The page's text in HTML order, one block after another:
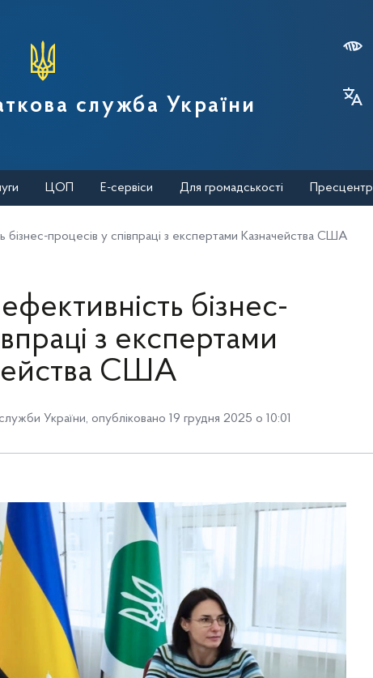
служби України
служба України
ЦОП Е-сервіси Для громадськості Пресцентр
процесів у співпраці з експертами Казначейства США
бізнес-
з експертами
США
України, опубліковано 19 грудня 2025 о 10:01